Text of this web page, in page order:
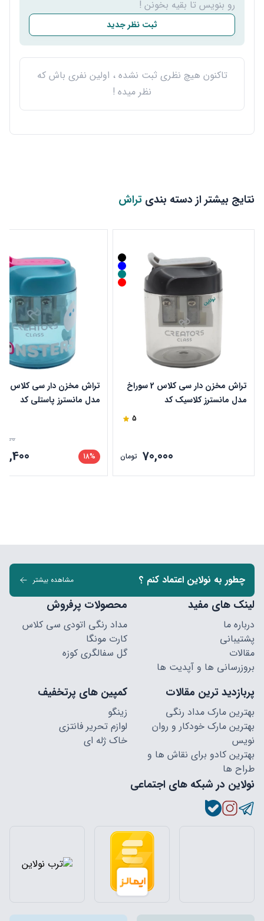
رو بنویس تا بقیه بخونن !
ثبت نظر جدید
تاکنون هیچ نظری ثبت نشده ، اولین نفری باش که
نظر میده !
نتایج بیشتر از دسته بندی تراش
تراش مخزن دار سی کلاس 2 سوراخ
مدل مانسترز کلاسیک کد
5
70,000 تومان
مدل مانسترز پاستلی کد
18%
چطور به نولاین اعتماد کنم ؟ مشاهده بیشتر
لینک های مفید
درباره ما
پشتیبانی
مقالات
بروزرسانی ها و آپدیت ها
محصولات پرفروش
مداد رنگی اتودی سی کلاس
کارت مونگا
گل سفالگری کوزه
پربازدید ترین مقالات
بهترین مارک مداد رنگی
بهترین مارک خودکار و روان
نویس
بهترین کادو برای نقاش ها و
طراح ها
کمپین های پرتخفیف
زینگو
لوازم تحریر فانتزی
خاک ژله ای
نولاین در شبکه های اجتماعی